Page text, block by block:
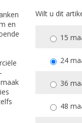
en
Wilt u dit
15
24
36
48